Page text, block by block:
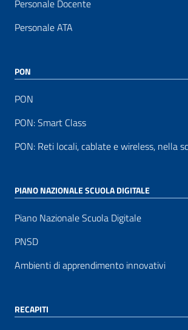
Personale Docente
Personale ATA
PON
PON
PON: Smart Class
PON: Reti locali, cablate e wireless, nella
PIANO NAZIONALE SCUOLA DIGITALE
Piano Nazionale Scuola Digitale
PNSD
Ambienti di apprendimento innovativi
RECAPITI